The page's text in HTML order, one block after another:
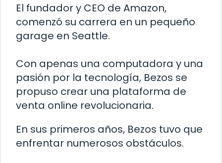
El fundador y CEO de Amazon,
comenzó su carrera en un pequeño
garage en Seattle.
Con apenas una computadora y una
pasión por la tecnología, Bezos se
propuso crear una plataforma de
venta online revolucionaria.
En sus primeros años, Bezos tuvo que
enfrentar numerosos obstáculos.